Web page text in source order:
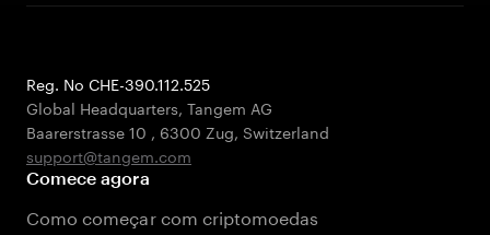
Reg. No CHE-390.112.525
Global Headquarters, Tangem AG
Baarerstrasse 10 , 6300 Zug, Switzerland
support@tangem.com
Comece agora
Como começar com criptomoedas